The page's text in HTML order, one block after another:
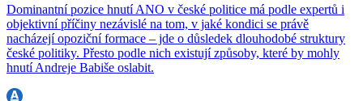
Dominantní pozice hnutí ANO v české politice má podle expertů i
objektivní příčiny nezávislé na tom, v jaké kondici se právě
nacházejí opoziční formace – jde o důsledek dlouhodobé struktury
české politiky. Přesto podle nich existují způsoby, které by mohly
hnutí Andreje Babiše oslabit.